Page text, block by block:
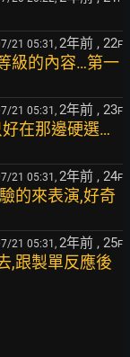
21 05:31, 2年前 , 22F
級的內容…第一
21 05:31, 2年前 , 23F
在那邊硬選…
21 05:31, 2年前 , 24F
的來表演,好奇
21 05:31, 2年前 , 25F
,跟製單反應後